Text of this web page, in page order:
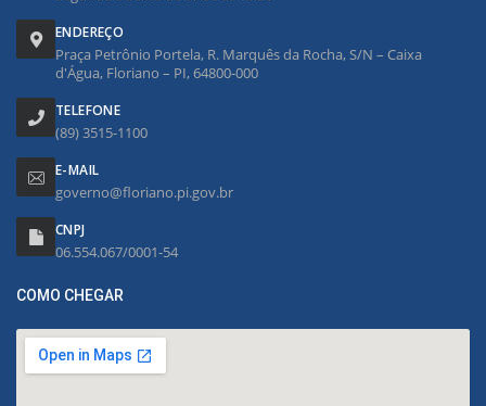
ENDEREÇO
Praça Petrônio Portela, R. Marquês da Rocha, S/N – Caixa
d'Água, Floriano – PI, 64800-000
TELEFONE
(89) 3515-1100
E-MAIL
governo@floriano.pi.gov.br
CNPJ
06.554.067/0001-54
COMO CHEGAR